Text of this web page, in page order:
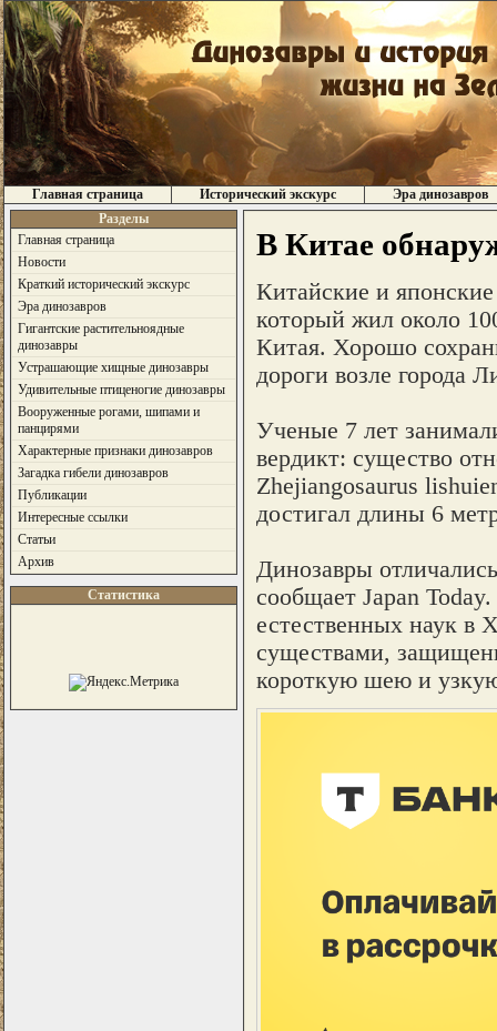
Главная страница Исторический экскурс
Эра динозавров
Разделы
Главная страница
Новости
Краткий исторический экскурс
Эра динозавров
Гигантские растительноядные
динозавры
Устрашающие хищные динозавры
Удивительные птиценогие динозавры
Вооруженные рогами, шипами и
панцирями
Характерные признаки динозавров
Загадка гибели динозавров
Публикации
Интересные ссылки
Статьи
Архив
Статистика
В Китае
Китайские и
который жил около
Китая. Хорошо
дороги возле города
Ученые 7 лет
вердикт: существо
Zhejiangosaurus
достигал длины 6
Динозавры
сообщает Japan
естественных наук в
существами,
короткую шею и